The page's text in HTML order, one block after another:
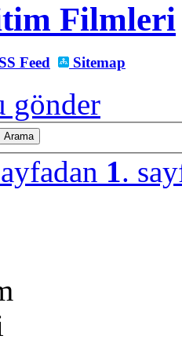
Filmleri
Feed Sitemap
gönder
1 .